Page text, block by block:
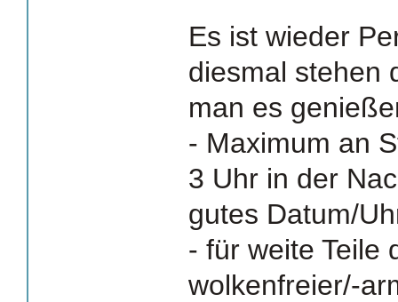
Es ist wieder
diesmal stehen
man es
- Maximum an
3 Uhr in der
gutes Datum/
- für weite Teile
wolkenfreier/-